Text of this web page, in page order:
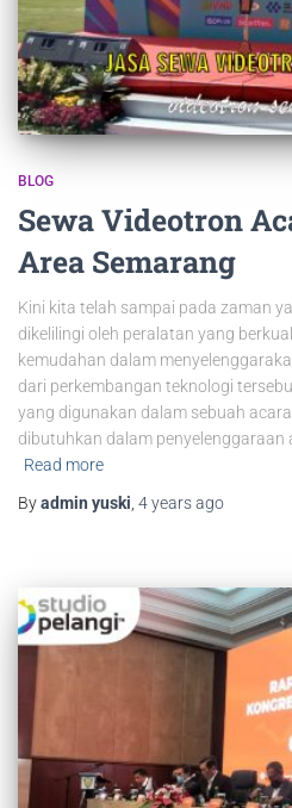
BLOG
Sewa Videotron
Area Semarang
Kini kita telah sampai pada zaman
dikelilingi oleh peralatan yang
kemudahan dalam
dari perkembangan teknologi
yang digunakan dalam sebuah
dibutuhkan dalam penyelenggaraan
Read more
Byadmin yuski 4 yearsago